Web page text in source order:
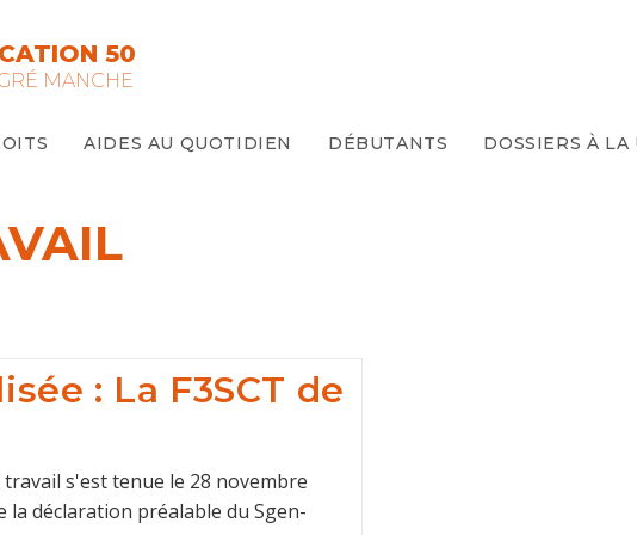
50
MANCHE
AIDES AU QUOTIDIEN DÉBUTANTS DOSSIERS À LA
: La F3SCT de
s'est tenue le 28 novembre
la déclaration préalable du Sgen-